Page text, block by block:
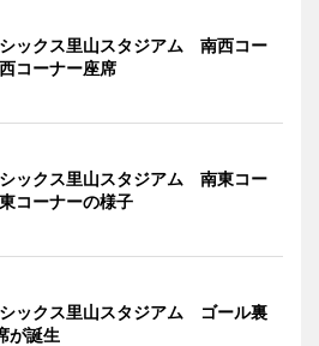
ックス里山スタジアム 南西コー
コーナー座席
ックス里山スタジアム 南東コー
コーナーの様子
ックス里山スタジアム ゴール裏
が誕生